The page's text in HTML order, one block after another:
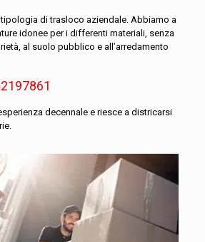
di trasloco aziendale. Abbiamo a
idonee per i differenti materiali, senza
al suolo pubblico e all’arredamento
decennale e riesce a districarsi